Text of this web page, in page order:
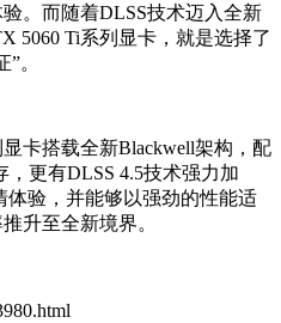
。而随着DLSS技术迈入全新
5060 Ti系列显卡，就是选择了
。
显卡搭载全新Blackwell架构，配
，更有DLSS 4.5技术强力加
验，并能够以强劲的性能适
升至全新境界。